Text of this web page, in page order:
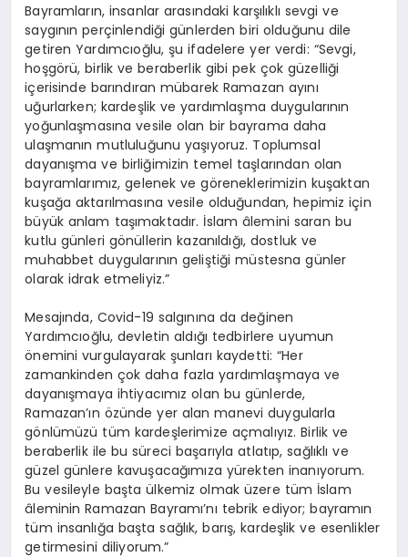
Bayramların, insanlar arasındaki karşılıklı sevgi ve
saygının perçinlendiği günlerden biri olduğunu dile
getiren Yardımcıoğlu, şu ifadelere yer verdi: “Sevgi,
hoşgörü, birlik ve beraberlik gibi pek çok güzelliği
içerisinde barındıran mübarek Ramazan ayını
uğurlarken; kardeşlik ve yardımlaşma duygularının
yoğunlaşmasına vesile olan bir bayrama daha
ulaşmanın mutluluğunu yaşıyoruz. Toplumsal
dayanışma ve birliğimizin temel taşlarından olan
bayramlarımız, gelenek ve göreneklerimizin kuşaktan
kuşağa aktarılmasına vesile olduğundan, hepimiz için
büyük anlam taşımaktadır. İslam âlemini saran bu
kutlu günleri gönüllerin kazanıldığı, dostluk ve
muhabbet duygularının geliştiği müstesna günler
olarak idrak etmeliyiz.”
Mesajında, Covid-19 salgınına da değinen
Yardımcıoğlu, devletin aldığı tedbirlere uyumun
önemini vurgulayarak şunları kaydetti: “Her
zamankinden çok daha fazla yardımlaşmaya ve
dayanışmaya ihtiyacımız olan bu günlerde,
Ramazan’ın özünde yer alan manevi duygularla
gönlümüzü tüm kardeşlerimize açmalıyız. Birlik ve
beraberlik ile bu süreci başarıyla atlatıp, sağlıklı ve
güzel günlere kavuşacağımıza yürekten inanıyorum.
Bu vesileyle başta ülkemiz olmak üzere tüm İslam
âleminin Ramazan Bayramı’nı tebrik ediyor; bayramın
tüm insanlığa başta sağlık, barış, kardeşlik ve esenlikler
getirmesini diliyorum.”